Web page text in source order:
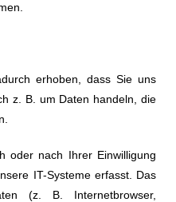
erhoben, dass Sie uns
z. B. um Daten handeln, die
oder nach Ihrer Einwilligung
IT-Systeme erfasst. Das
(z. B. Internetbrowser,